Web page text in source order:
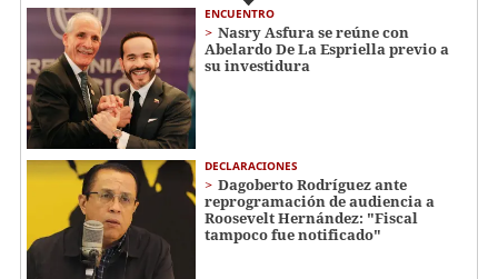
ENCUENTRO
Nasry Asfura se reúne con
Abelardo De La Espriella previo a
su investidura
DECLARACIONES
Dagoberto Rodríguez ante
reprogramación de audiencia a
Roosevelt Hernández: "Fiscal
tampoco fue notificado"